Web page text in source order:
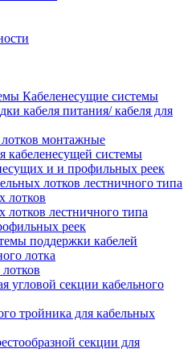
Кабеленесущие системы
кабеля питания/ кабеля для
монтажные
кабеленесущей системы
и и профильных реек
лотков лестничного типа
лотков
лотков лестничного типа
реек
поддержки кабелей
лотка
угловой секции кабельного
тройника для кабельных
секции для